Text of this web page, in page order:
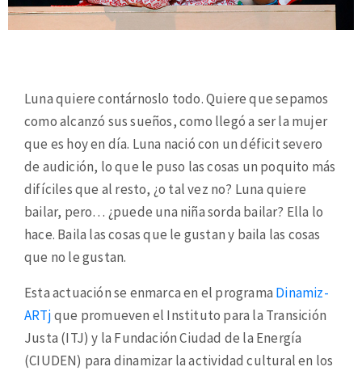
Luna quiere contárnoslo todo. Quiere que sepamos
como alcanzó sus sueños, como llegó a ser la mujer
que es hoy en día. Luna nació con un déficit severo
de audición, lo que le puso las cosas un poquito más
difíciles que al resto, ¿o tal vez no? Luna quiere
bailar, pero… ¿puede una niña sorda bailar? Ella lo
hace. Baila las cosas que le gustan y baila las cosas
que no le gustan.
Esta actuación se enmarca en el programa Dinamiz-
ARTjque promueven el Instituto para la Transición
Justa (ITJ) y la Fundación Ciudad de la Energía
(CIUDEN) para dinamizar la actividad cultural en los